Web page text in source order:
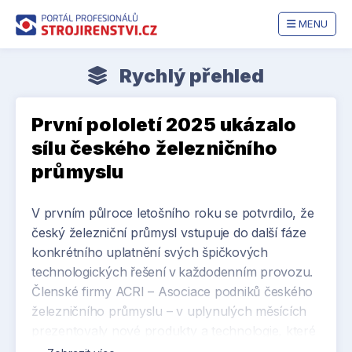
MENU
Rychlý přehled
První pololetí 2025 ukázalo
sílu českého železničního
průmyslu
V prvním půlroce letošního roku se potvrdilo, že
český železniční průmysl vstupuje do další fáze
konkrétního uplatnění svých špičkových
technologických řešení v každodenním provozu.
Členské firmy ACRI – Asociace podniků českého
železničního průmyslu – v uplynulých měsících